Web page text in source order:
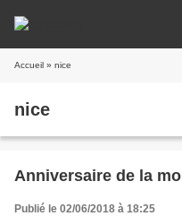
Accueil » nice
nice
Anniversaire de la
Publié le 02/06/2018 à 18:25